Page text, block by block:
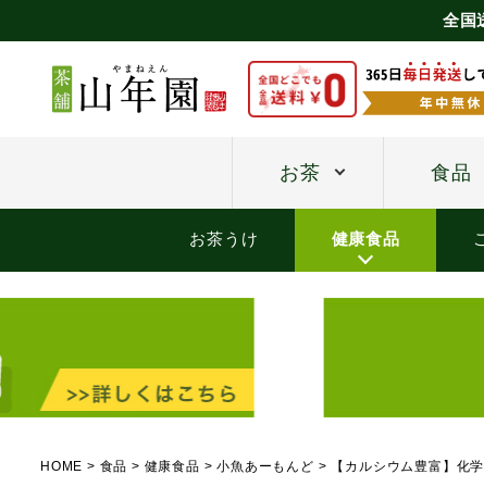
全国
お茶 食品
お茶うけ 健康食品
HOME 食品 健康食品 小魚あーもんど 【カルシウム豊富】化